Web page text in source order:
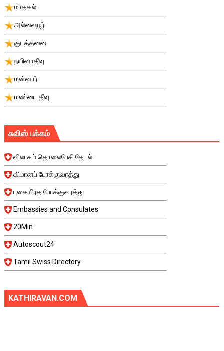
மாதகல்
அல்லையூர்
குடத்தனை
நயினாதீவு
மன்னார்
மண்டை தீவு
சுவிஸ் பக்கம்
விலாசம் தொலைபேசி தேடல்
விமானப் போக்குவரத்து
புகையிரத போக்குவரத்து
Embassies and Consulates
20Min
Autoscout24
Tamil Swiss Directory
KATHIRAVAN.COM